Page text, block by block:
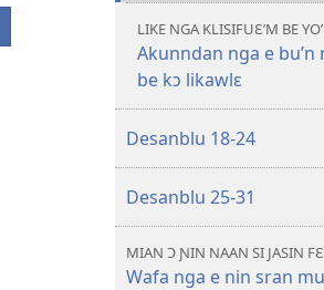
LIKE NGA KLISIFUƐ’M BE
Akunndan nga e bu’n
be kɔ likawlɛ
Desanblu 18-24
Desanblu 25-31
MIAN Ɔ ƝIN NAAN SI JASIN
Wafa nga e nin sran